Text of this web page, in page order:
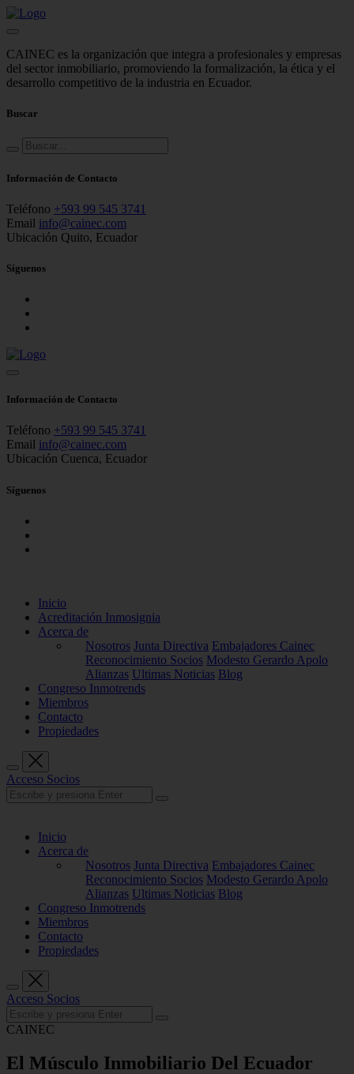
CAINEC es la organización que integra a profesionales y empresas
del sector inmobiliario, promoviendo la formalización, la ética y el
desarrollo competitivo de la industria en Ecuador.
Buscar
Información de Contacto
Teléfono +593 99 545 3741
Email info@cainec.com
Ubicación Quito, Ecuador
Síguenos
Información de Contacto
Teléfono +593 99 545 3741
Email info@cainec.com
Ubicación Cuenca, Ecuador
Síguenos
Inicio
Acreditación Inmosignia
Acerca de
Nosotros Junta Directiva Embajadores Cainec
Reconocimiento Socios Modesto Gerardo Apolo
Alianzas Ultimas Noticias Blog
Congreso Inmotrends
Miembros
Contacto
Propiedades
Acceso Socios
Inicio
Acerca de
Nosotros Junta Directiva Embajadores Cainec
Reconocimiento Socios Modesto Gerardo Apolo
Alianzas Ultimas Noticias Blog
Congreso Inmotrends
Miembros
Contacto
Propiedades
Acceso Socios
CAINEC
El Músculo Inmobiliario Del Ecuador